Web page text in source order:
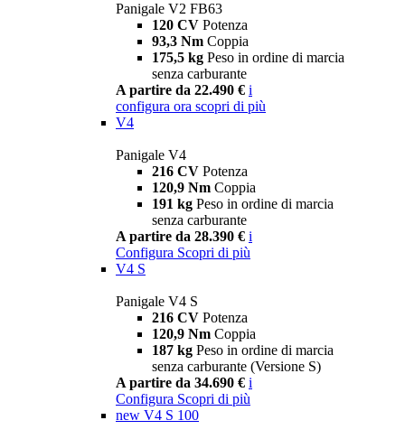
Panigale V2 FB63
120 CV Potenza
93,3 Nm Coppia
175,5 kg Peso in ordine di marcia
senza carburante
A partire da 22.490 € i
configura ora scopri di più
V4
Panigale V4
216 CV Potenza
120,9 Nm Coppia
191 kg Peso in ordine di marcia
senza carburante
A partire da 28.390 € i
Configura Scopri di più
V4 S
Panigale V4 S
216 CV Potenza
120,9 Nm Coppia
187 kg Peso in ordine di marcia
senza carburante (Versione S)
A partire da 34.690 € i
Configura Scopri di più
new V4 S 100